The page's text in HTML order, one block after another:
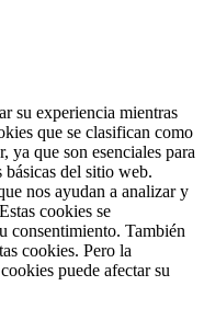
su experiencia mientras
que se clasifican como
ya que son esenciales para
del sitio web.
nos ayudan a analizar y
cookies se
consentimiento. También
cookies. Pero la
puede afectar su